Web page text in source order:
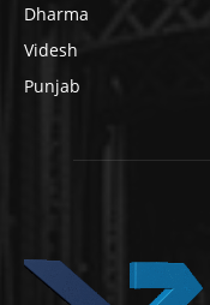
Dharma
Videsh
Punjab